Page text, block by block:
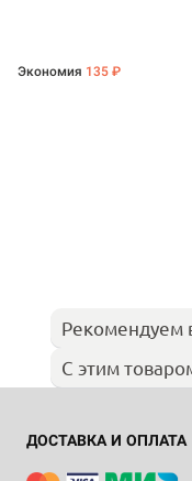
Экономия 135 ₽
Рекомендуем
С этим
ДОСТАВКА И ОПЛАТА